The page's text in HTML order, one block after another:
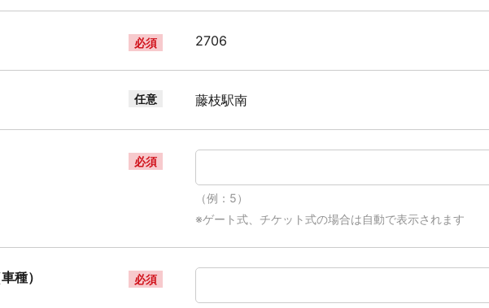
必須 2706
任意 藤枝駅南
必須
（例：5）
※ゲート式、チケット式の場合は自動で表示されます
種） 必須